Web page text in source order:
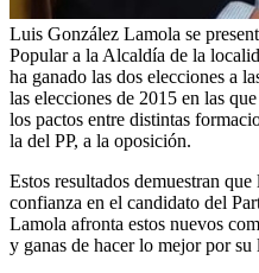
Luis González Lamola se
Popular a la Alcaldía de la
ha ganado las dos elecciones a
las elecciones de 2015 en las
los pactos entre distintas
la del PP, a la oposición.
Estos resultados demuestran
confianza en el candidato del
Lamola afronta estos nuevos
y ganas de hacer lo mejor por